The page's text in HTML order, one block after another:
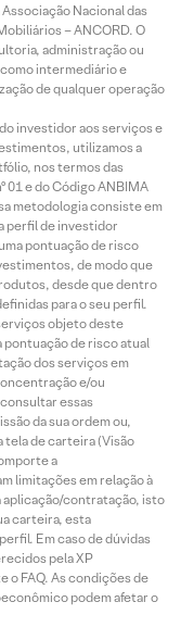
Nacional das
– ANCORD. O
administração ou
intermediário e
de qualquer operação
investidor aos serviços e
utilizamos a
nos termos das
01 e do Código ANBIMA
metodologia consiste em
perfil de investidor
pontuação de risco
de modo que
desde que dentro
para o seu perfil.
objeto deste
pontuação de risco atual
dos serviços em
e/ou
essas
da sua ordem ou,
tela de carteira (Visão
a
limitações em relação à
aplicação/contratação, isto
carteira, esta
Em caso de dúvidas
pela XP
o FAQ. As condições de
podem afetar o